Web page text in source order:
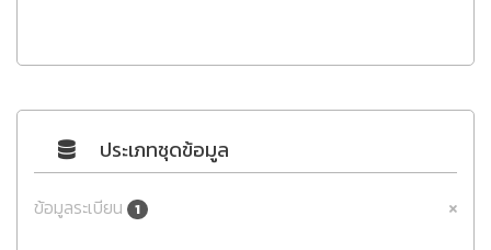
ประเภทชุดข้อมูล
ข้อมูลระเบียน 1